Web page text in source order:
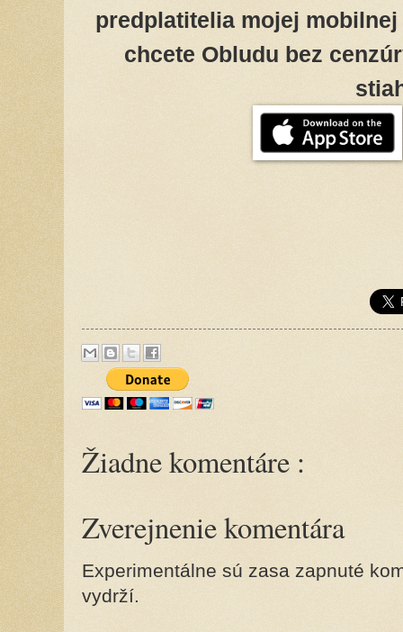
predplatitelia mojej
chcete Obludu bez
Žiadne komentáre :
Zverejnenie komentára
Experimentálne sú zasa zapnuté
vydrží.